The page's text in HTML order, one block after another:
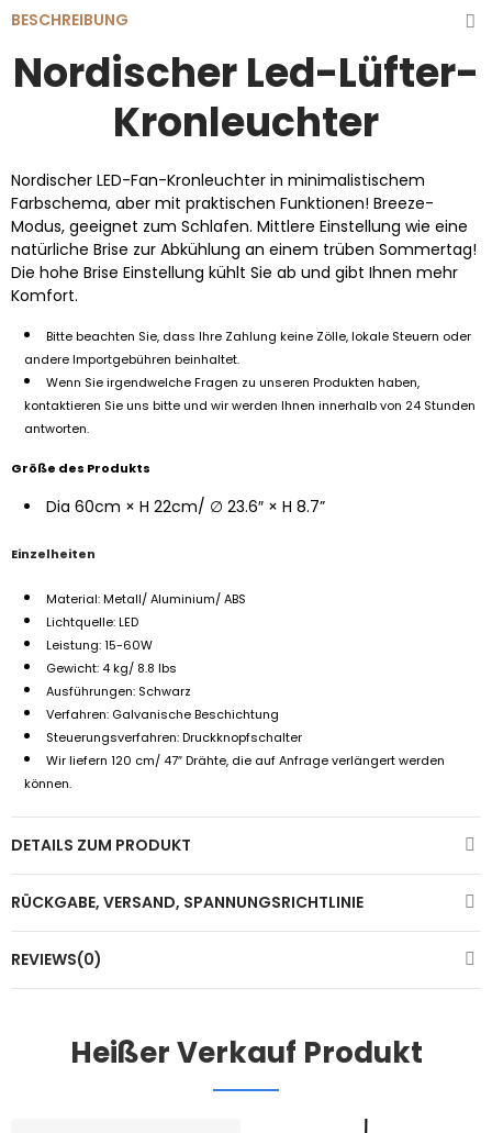
BESCHREIBUNG
Nordischer Led-Lüfter-
Kronleuchter
Nordischer LED-Fan-Kronleuchter in minimalistischem
Farbschema, aber mit praktischen Funktionen! Breeze-
Modus, geeignet zum Schlafen. Mittlere Einstellung wie eine
natürliche Brise zur Abkühlung an einem trüben Sommertag!
Die hohe Brise Einstellung kühlt Sie ab und gibt Ihnen mehr
Komfort.
Bitte beachten Sie, dass Ihre Zahlung keine Zölle, lokale Steuern oder
andere Importgebühren beinhaltet.
Wenn Sie irgendwelche Fragen zu unseren Produkten haben,
kontaktieren Sie uns bitte und wir werden Ihnen innerhalb von 24 Stunden
antworten.
Größe des Produkts
Dia 60cm × H 22cm/ ∅ 23.6″ × H 8.7”
Einzelheiten
Material: Metall/ Aluminium/ ABS
Lichtquelle: LED
Leistung: 15-60W
Gewicht: 4 kg/ 8.8 lbs
Ausführungen: Schwarz
Verfahren: Galvanische Beschichtung
Steuerungsverfahren: Druckknopfschalter
Wir liefern 120 cm/ 47″ Drähte, die auf Anfrage verlängert werden
können.
DETAILS ZUM PRODUKT
RÜCKGABE, VERSAND, SPANNUNGSRICHTLINIE
REVIEWS(0)
Heißer Verkauf Produkt